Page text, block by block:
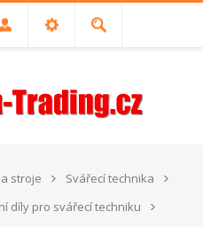
stroje
Svářecí technika
díly pro svářecí techniku